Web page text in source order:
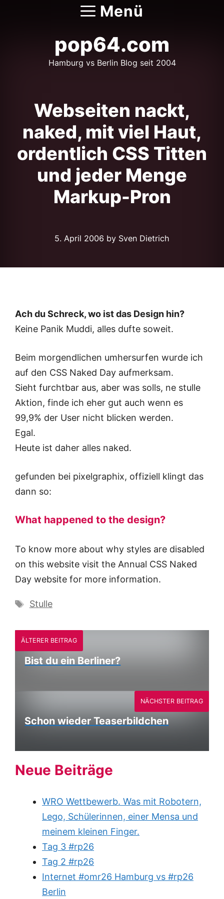
Menü
pop64.com
Hamburg vs Berlin Blog seit 2004
Webseiten nackt,
naked, mit viel Haut,
ordentlich CSS Titten
und jeder Menge
Markup-Pron
5. April 2006 by Sven Dietrich
Ach du Schreck, wo ist das Design hin?
Keine Panik Muddi, alles dufte soweit.
Beim morgendlichen umhersurfen wurde ich
auf den CSS Naked Day aufmerksam.
Sieht furchtbar aus, aber was solls, ne stulle
Aktion, finde ich eher gut auch wenn es
99,9% der User nicht blicken werden.
Egal.
Heute ist daher alles naked.
gefunden bei pixelgraphix, offiziell klingt das
dann so:
What happened to the design?
To know more about why styles are disabled
on this website visit the Annual CSS Naked
Day website for more information.
Schlagwörter
Stulle
ÄLTERER BEITRAG
Bist du ein Berliner?
Schon wieder Teaserbildchen
NÄCHSTER BEITRAG
Neue Beiträge
WRO Wettbewerb. Was mit Robotern,
Lego, Schülerinnen, einer Mensa und
meinem kleinen Finger.
Tag 3 #rp26
Tag 2 #rp26
Internet #omr26 Hamburg vs #rp26
Berlin